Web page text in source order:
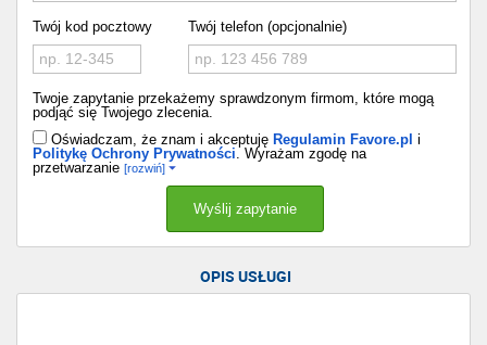
Twój kod pocztowy Twój telefon (opcjonalnie)
Twoje zapytanie przekażemy sprawdzonym firmom, które mogą
podjąć się Twojego zlecenia.
Oświadczam, że znam i akceptuję Regulamin Favore.pl i
Politykę Ochrony Prywatności . Wyrażam zgodę na
przetwarzanie [rozwiń]
OPIS USŁUGI